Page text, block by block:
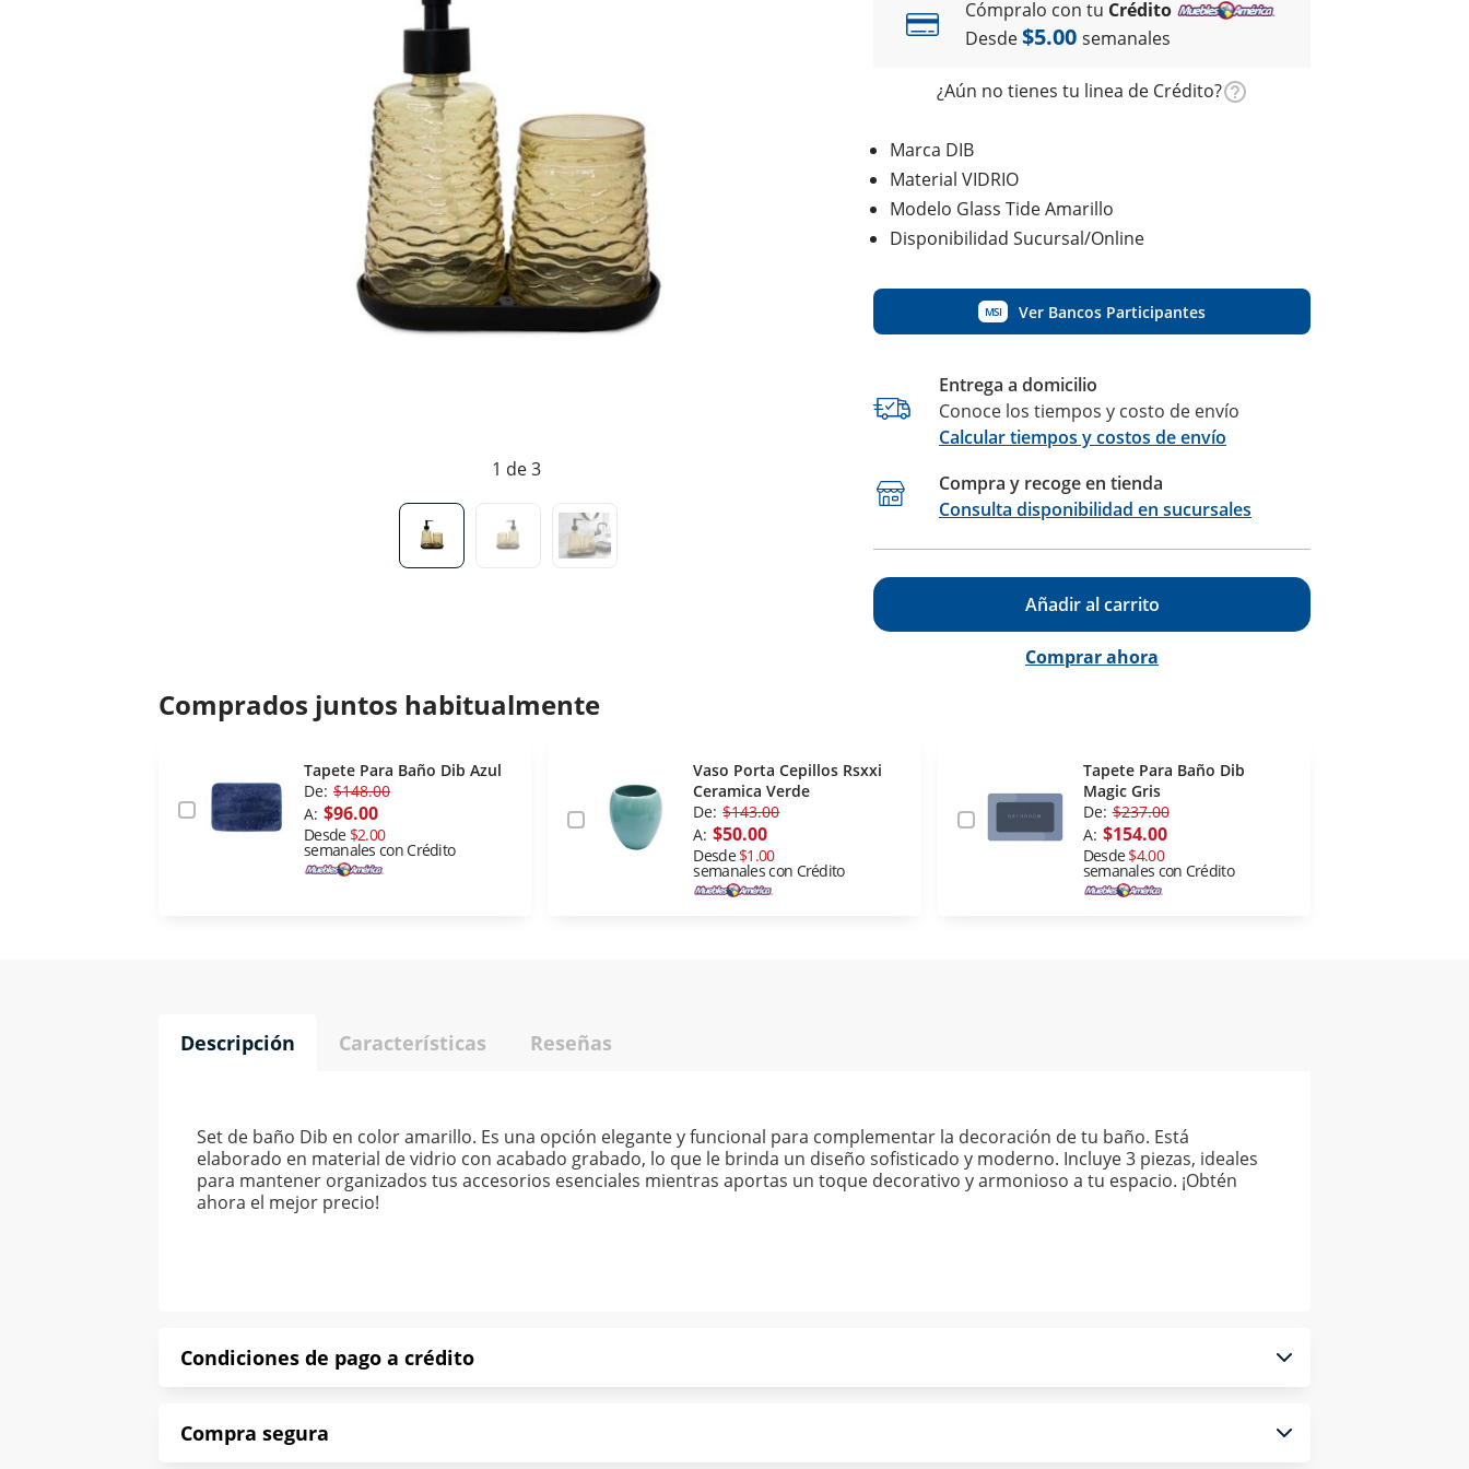
1 de 3
Cómpralo con tu Crédito
Desde$5.00 semanales
¿Aún no tienes tu linea de Crédito?
Marca DIB
Material VIDRIO
Modelo Glass Tide Amarillo
Disponibilidad Sucursal/Online
MSI Ver Bancos Participantes
Entrega a domicilio
Conoce los tiempos y costo de envío
Calcular tiempos y costos de envío
Compra y recoge en tienda
Consulta disponibilidad en sucursales
Añadir al carrito
Comprar ahora
Comprados juntos habitualmente
Tapete Para Baño Dib Azul
De: $148.00
A: $96.00
Desde $2.00
semanales con Crédito
Vaso Porta Cepillos Rsxxi
Ceramica Verde
De: $143.00
A: $50.00
Desde$1.00
semanales con Crédito
Tapete Para Baño Dib
Magic Gris
De: $237.00
A: $154.00
Desde$4.00
semanales con Crédito
Descripción Características Reseñas
Set de baño Dib en color amarillo. Es una opción elegante y funcional para complementar la decoración de tu baño. Está
elaborado en material de vidrio con acabado grabado, lo que le brinda un diseño sofisticado y moderno. Incluye 3 piezas, ideales
para mantener organizados tus accesorios esenciales mientras aportas un toque decorativo y armonioso a tu espacio. ¡Obtén
ahora el mejor precio!
Condiciones de pago a crédito
Compra segura